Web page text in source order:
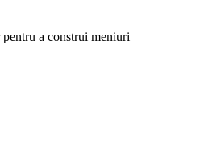
a construi meniuri